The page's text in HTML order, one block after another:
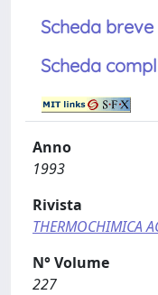
Scheda breve
Scheda
Anno
1993
Rivista
THERMOCHIMICA
N° Volume
227